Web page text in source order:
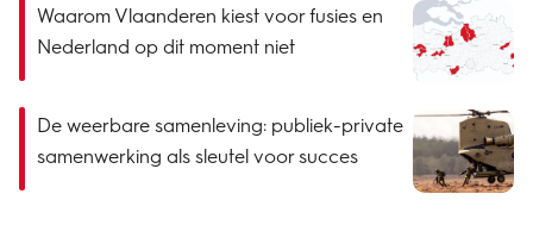
Waarom Vlaanderen kiest voor fusies en
Nederland op dit moment niet
De weerbare samenleving: publiek-private
samenwerking als sleutel voor succes